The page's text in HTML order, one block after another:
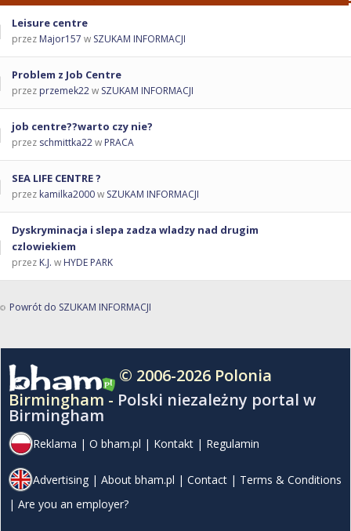
Leisure centre
przez Major157 w SZUKAM INFORMACJI
Problem z Job Centre
przez przemek22w SZUKAM INFORMACJI
job centre??warto czy nie?
przez schmittka22w PRACA
SEA LIFE CENTRE ?
przez kamilka2000w SZUKAM INFORMACJI
Dyskryminacja i slepa zadza wladzy nad drugim
czlowiekiem
przez K.J. w HYDE PARK
Powrót do SZUKAM INFORMACJI
© 2006-2026 Polonia
Birmingham - Polski niezależny portal w
Birmingham
Reklama | O bham.pl | Kontakt | Regulamin
Advertising | About bham.pl | Contact | Terms & Conditions
| Are you an employer?